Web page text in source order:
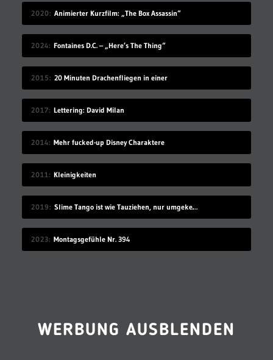
2020 Animierter Kurzfilm: „The Box Assassin“
2024 Fontaines D.C. – „Here’s The Thing“
2015 20 Minuten Drachenfliegen in einer
2017 Lettering: David Milan
2014 Mehr fucked-up Disney Charaktere
2011 Kleinigkeiten
2019 Slime Tango ist wie Tauziehen, nur umgekehrt
2023 Montagsgefühle Nr. 394
WERBUNG AUSBLENDEN